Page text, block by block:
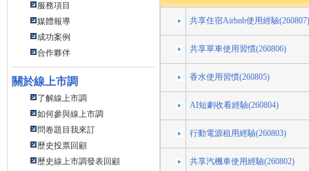
服務項目
媒體報導
成功案例
合作夥伴
關於線上市調
了解線上市調
如何參與線上市調
問卷題目我來訂
歷史投票回顧
歷史線上市調發表回顧
共享住宿Airbnb使用經驗(260807)
共享單車使用習慣(260806)
香水使用習慣(260805)
AI短劇收看經驗(260804)
行動電源租用經驗(260803)
共享汽機車使用經驗(260802)